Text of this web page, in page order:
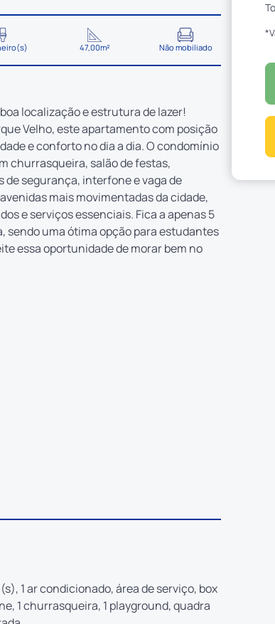
47,00m² Não mobiliado
localização e estrutura de lazer!
Velho, este apartamento com posição
e conforto no dia a dia. O condomínio
churrasqueira, salão de festas,
segurança, interfone e vaga de
mais movimentadas da cidade,
e serviços essenciais. Fica a apenas 5
sendo uma ótima opção para estudantes
essa oportunidade de morar bem no
1 ar condicionado, área de serviço, box
1 churrasqueira, 1 playground, quadra